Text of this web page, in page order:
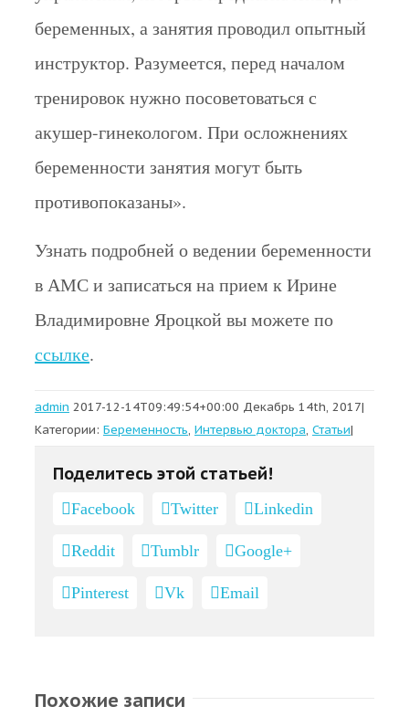
беременных, а занятия проводил опытный
инструктор. Разумеется, перед началом
тренировок нужно посоветоваться с
акушер-гинекологом. При осложнениях
беременности занятия могут быть
противопоказаны».
Узнать подробней о ведении беременности
в АМС и записаться на прием к Ирине
Владимировне Яроцкой вы можете по
ссылке.
admin 2017-12-14T09:49:54+00:00 Декабрь 14th, 2017|
Категории: Беременность, Интервью доктора, Статьи|
Поделитесь этой статьей!
Facebook Twitter Linkedin
Reddit Tumblr Google+
Pinterest Vk Email
Похожие записи